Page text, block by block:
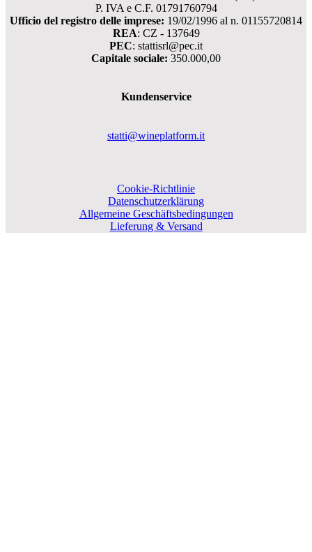
P. IVA e C.F. 01791760794
Ufficio del registro delle imprese: 19/02/1996 al n. 01155720814
REA: CZ - 137649
PEC: stattisrl@pec.it
Capitale sociale: 350.000,00
Kundenservice
statti@wineplatform.it
Cookie-Richtlinie
Datenschutzerklärung
Allgemeine Geschäftsbedingungen
Lieferung & Versand